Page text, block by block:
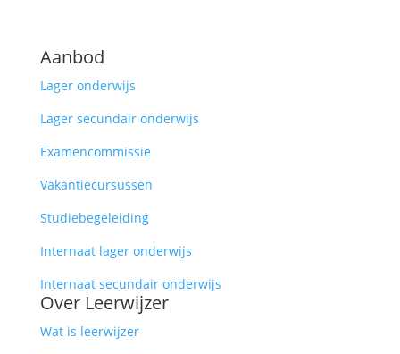
Aanbod
Lager onderwijs
Lager secundair onderwijs
Examencommissie
Vakantiecursussen
Studiebegeleiding
Internaat lager onderwijs
Internaat secundair onderwijs
Over Leerwijzer
Wat is leerwijzer